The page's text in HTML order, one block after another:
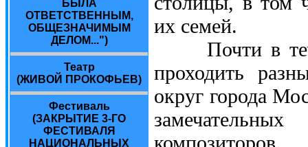
БЫЛА
ОТВЕТСТВЕННЫМ,
ОБЩЕЗНАЧИМЫМ
ДЕЛОМ...")
Театр
(ЖИВОЙ ПРОКОФЬЕВ)
Фестиваль
(ЗАКРЫТИЕ 3-ГО
ФЕСТИВАЛЯ
НАЦИОНАЛЬНЫХ
их семей.
Почти в
проходить
округ города